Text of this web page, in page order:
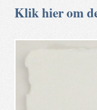
Klik hier om